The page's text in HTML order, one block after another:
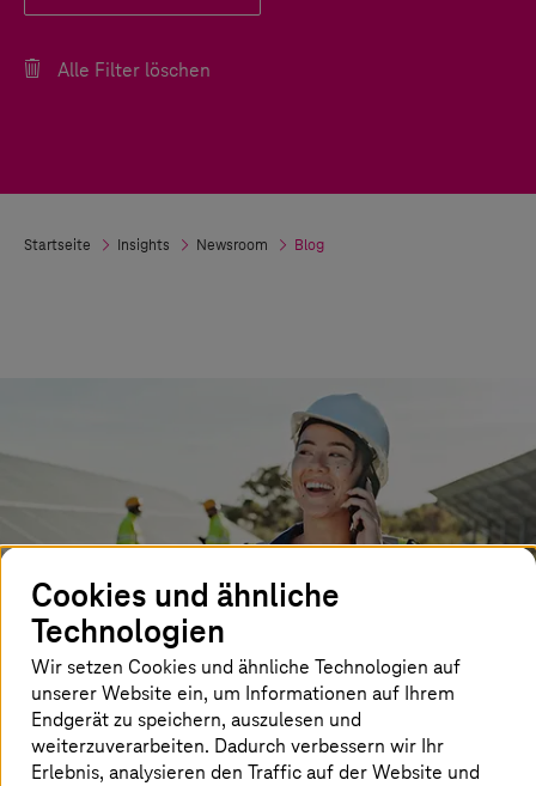
Alle Filter löschen
Startseite Insights Newsroom Blog
06. März 2025 | Retail & Logistics
Cookies und ähnliche
Technologien
Wir setzen Cookies und ähnliche Technologien auf
unserer Website ein, um Informationen auf Ihrem
Endgerät zu speichern, auszulesen und
weiterzuverarbeiten. Dadurch verbessern wir Ihr
Erlebnis, analysieren den Traffic auf der Website und